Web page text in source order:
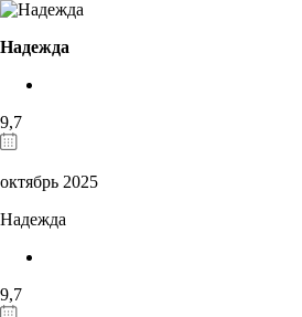
Надежда
9,7
октябрь 2025
Надежда
9,7